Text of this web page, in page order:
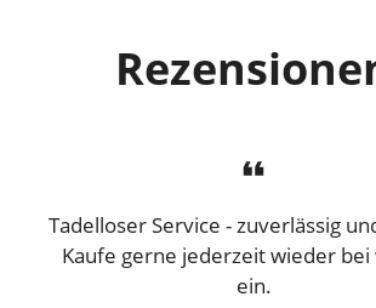
Tadelloser Service - zuverlässig
Kaufe gerne jederzeit wieder
ein.